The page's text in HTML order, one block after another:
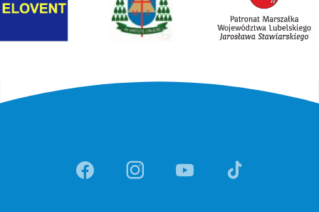
Link otwiera sie w nowej
Link otwiera sie w
Link otwiera